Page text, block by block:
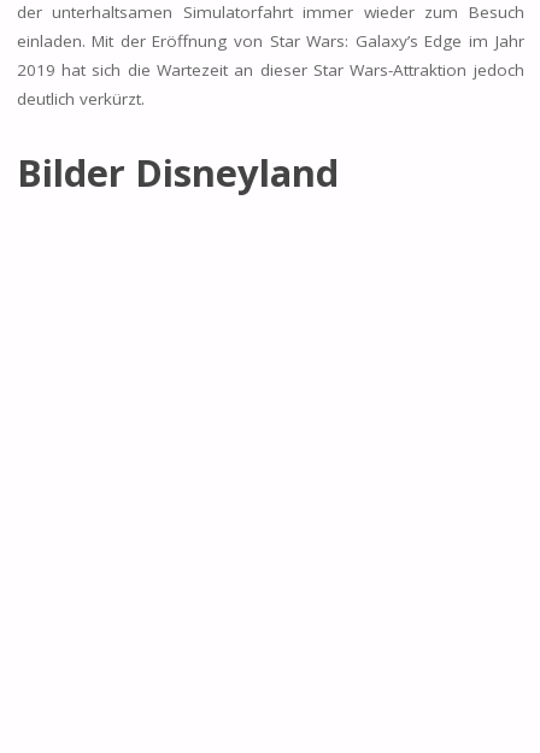
der unterhaltsamen Simulatorfahrt immer wieder zum Besuch
einladen. Mit der Eröffnung von Star Wars: Galaxy’s Edge im Jahr
2019 hat sich die Wartezeit an dieser Star Wars-Attraktion jedoch
deutlich verkürzt.
Bilder Disneyland